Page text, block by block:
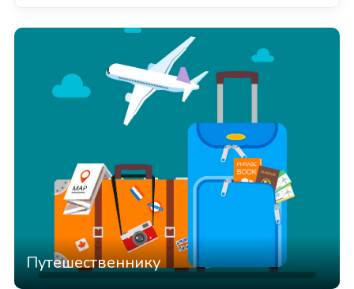
Путешественнику